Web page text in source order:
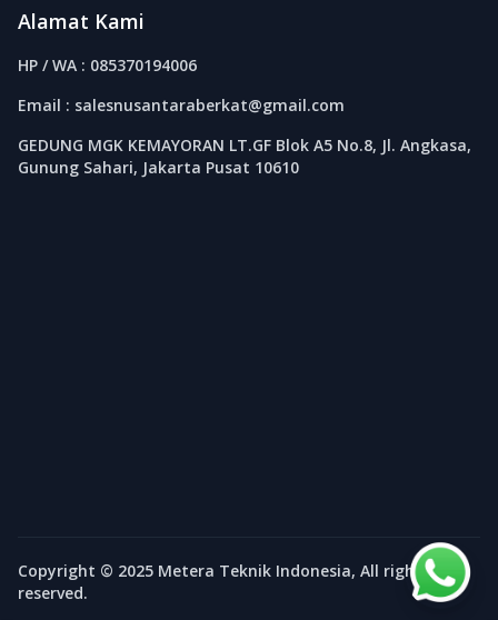
Alamat Kami
HP / WA : 085370194006
Email : salesnusantaraberkat@gmail.com
GEDUNG MGK KEMAYORAN LT.GF Blok A5 No.8, Jl. Angkasa,
Gunung Sahari, Jakarta Pusat 10610
Copyright © 2025 Metera Teknik Indonesia, All rights
reserved.